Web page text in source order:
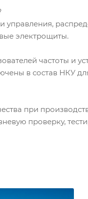
электрощиты.
частоты и
в состав НКУ
при
проверку,